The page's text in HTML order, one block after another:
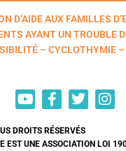
D’AIDE AUX FAMILLES
AYANT UN TROUBLE
– CYCLOTHYMIE
DROITS RÉSERVÉS
EST UNE ASSOCIATION LOI